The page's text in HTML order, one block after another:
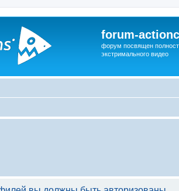
forum-
форум посвящен
экстримального видео